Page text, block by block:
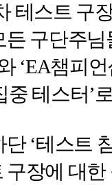
테스트 구
든 구단주
‘EA챔피
중 테스터’
단‘테스트
구장에 대